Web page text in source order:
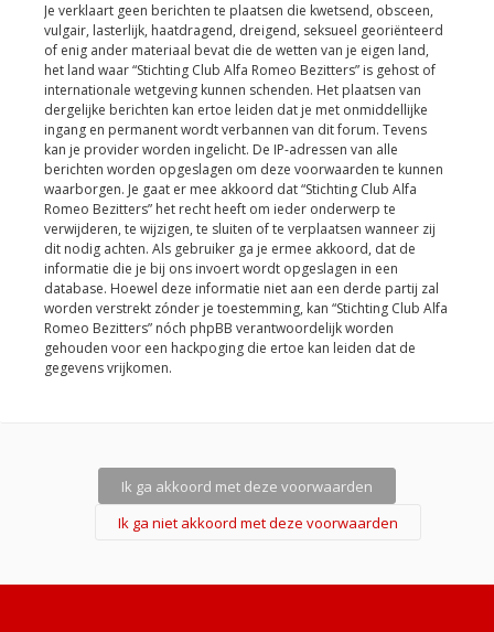
Je verklaart geen berichten te plaatsen die kwetsend, obsceen,
vulgair, lasterlijk, haatdragend, dreigend, seksueel georiënteerd
of enig ander materiaal bevat die de wetten van je eigen land,
het land waar “Stichting Club Alfa Romeo Bezitters” is gehost of
internationale wetgeving kunnen schenden. Het plaatsen van
dergelijke berichten kan ertoe leiden dat je met onmiddellijke
ingang en permanent wordt verbannen van dit forum. Tevens
kan je provider worden ingelicht. De IP-adressen van alle
berichten worden opgeslagen om deze voorwaarden te kunnen
waarborgen. Je gaat er mee akkoord dat “Stichting Club Alfa
Romeo Bezitters” het recht heeft om ieder onderwerp te
verwijderen, te wijzigen, te sluiten of te verplaatsen wanneer zij
dit nodig achten. Als gebruiker ga je ermee akkoord, dat de
informatie die je bij ons invoert wordt opgeslagen in een
database. Hoewel deze informatie niet aan een derde partij zal
worden verstrekt zónder je toestemming, kan “Stichting Club Alfa
Romeo Bezitters” nóch phpBB verantwoordelijk worden
gehouden voor een hackpoging die ertoe kan leiden dat de
gegevens vrijkomen.